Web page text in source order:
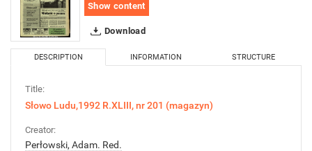
Show content
Download
DESCRIPTION INFORMATION STRUCTURE
Title:
Słowo Ludu,1992 R.XLIII, nr 201 (magazyn)
Creator:
Perłowski, Adam. Red.